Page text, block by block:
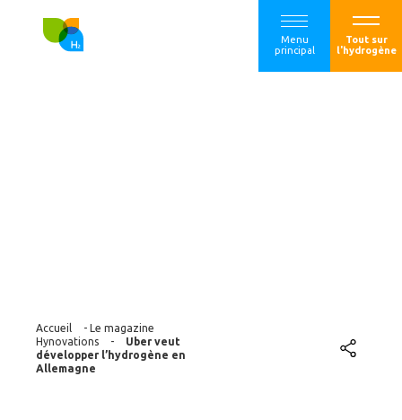
Menu
principal
Tout sur
l'hydrogène
Accueil - Le magazine
Hynovations
-
Uber veut
développer l’hydrogène en
Allemagne